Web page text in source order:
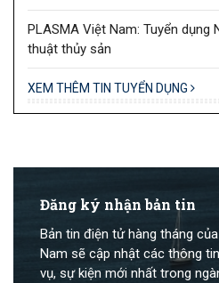
PLASMA Việt Nam: Tuyển dụng
thuật thủy sản
XEM THÊM TIN TUYỂN DỤNG
Đăng ký nhận bản tin
Bản tin điện tử hàng tháng
Nam sẽ cập nhật các thông
vụ, sự kiện mới nhất trong